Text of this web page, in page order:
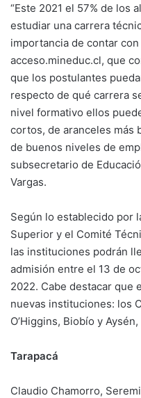
“Este 2021 el 57% de los
estudiar una carrera
importancia de contar
acceso.mineduc.cl, que
que los postulantes
respecto de qué carrera
nivel formativo ellos
cortos, de aranceles más
de buenos niveles de
subsecretario de
Vargas.
Según lo establecido por
Superior y el Comité
las instituciones podrán
admisión entre el 13 de
2022. Cabe destacar que
nuevas instituciones: los
O’Higgins, Biobío y
Tarapacá
Claudio Chamorro,